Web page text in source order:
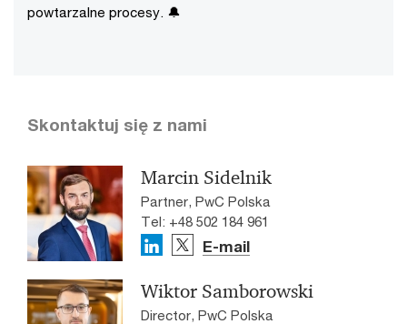
powtarzalne procesy. 🔔
Skontaktuj się z nami
Marcin Sidelnik
Partner, PwC Polska
Tel: +48 502 184 961
E-mail
Wiktor Samborowski
Director, PwC Polska